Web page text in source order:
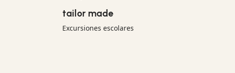
tailor made
Excursiones escolares